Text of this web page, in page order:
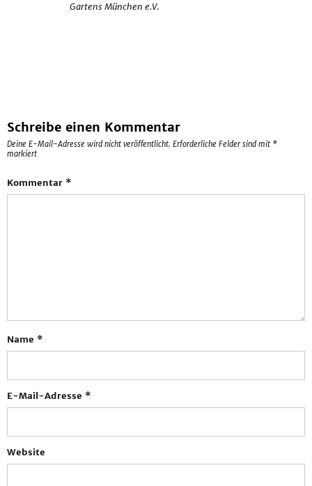
Gartens München e.V.
Schreibe einen Kommentar
Deine E-Mail-Adresse wird nicht veröffentlicht. Erforderliche Felder sind mit *
markiert
Kommentar *
Name *
E-Mail-Adresse *
Website